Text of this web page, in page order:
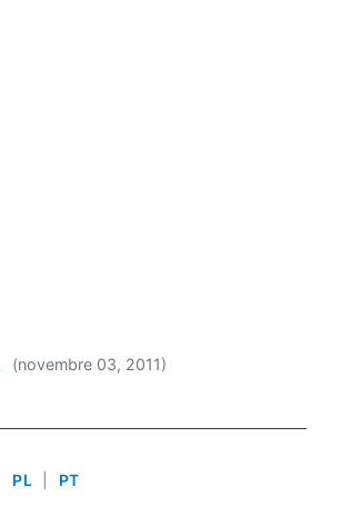
(novembre 03, 2011)
PL PT